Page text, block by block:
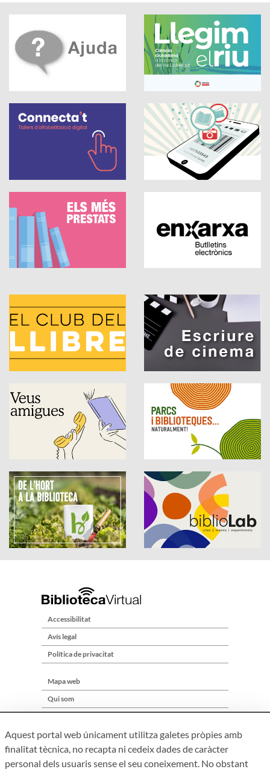
Accessibilitat
Avís legal
Política de privacitat
Mapa web
Qui som
Aquest portal web únicament utilitza galetes pròpies amb
finalitat tècnica, no recapta ni cedeix dades de caràcter
personal dels usuaris sense el seu coneixement. No obstant